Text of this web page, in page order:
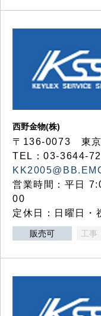
西野金物(株)
〒136-0073 東京
TEL：
営業時間：平日
00
定休日：日曜日・
販売可 工事